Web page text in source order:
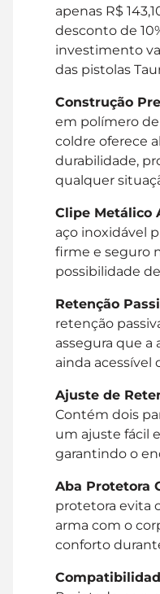
apenas R$
desconto de
investimento
das pistolas
Construção
em polímero
coldre oferece
durabilidade,
qualquer
Clipe Metálico
aço inoxidável
firme e seguro
possibilidade
Retenção
retenção
assegura que a
ainda acessível
Ajuste de
Contém dois
um ajuste fácil
garantindo o
Aba Protetora
protetora evita
arma com o
conforto